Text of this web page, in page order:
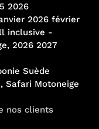
2026
2026 février
inclusive -
2026 2027
Suède
Safari Motoneige
nos clients